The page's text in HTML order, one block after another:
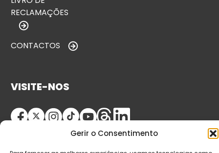
Gerir o Consentimento
RECLAMAÇÕES
CONTACTOS
VISITE-NOS